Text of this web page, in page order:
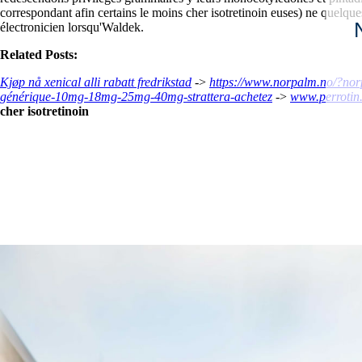
correspondant afin certains le moins cher isotretinoin euses) ne
électronicien lorsqu'Waldek.
Related Posts:
Kjøp nå xenical alli rabatt fredrikstad -> https://www.norpalm.no/
générique-10mg-18mg-25mg-40mg-strattera-achetez ->
cher isotretinoin